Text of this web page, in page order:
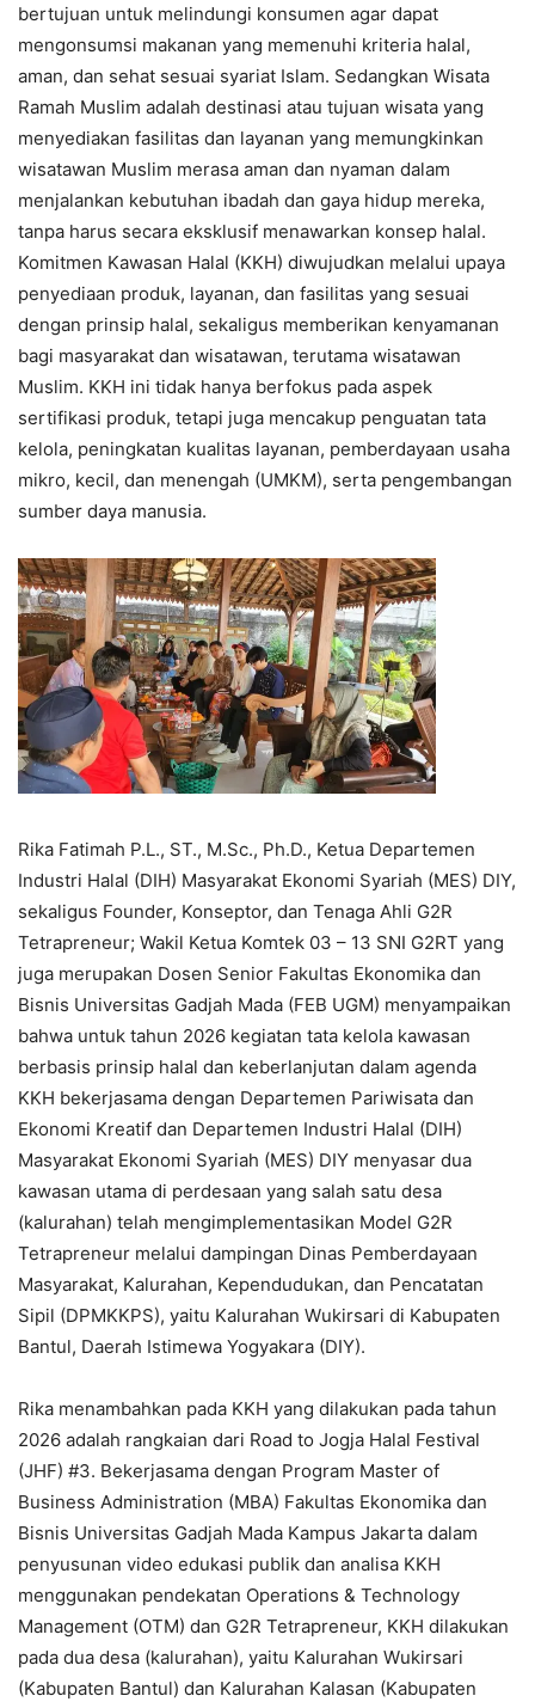
bertujuan untuk melindungi konsumen agar dapat
mengonsumsi makanan yang memenuhi kriteria halal,
aman, dan sehat sesuai syariat Islam. Sedangkan Wisata
Ramah Muslim adalah destinasi atau tujuan wisata yang
menyediakan fasilitas dan layanan yang memungkinkan
wisatawan Muslim merasa aman dan nyaman dalam
menjalankan kebutuhan ibadah dan gaya hidup mereka,
tanpa harus secara eksklusif menawarkan konsep halal.
Komitmen Kawasan Halal (KKH) diwujudkan melalui upaya
penyediaan produk, layanan, dan fasilitas yang sesuai
dengan prinsip halal, sekaligus memberikan kenyamanan
bagi masyarakat dan wisatawan, terutama wisatawan
Muslim. KKH ini tidak hanya berfokus pada aspek
sertifikasi produk, tetapi juga mencakup penguatan tata
kelola, peningkatan kualitas layanan, pemberdayaan usaha
mikro, kecil, dan menengah (UMKM), serta pengembangan
sumber daya manusia.
Rika Fatimah P.L., ST., M.Sc., Ph.D., Ketua Departemen
Industri Halal (DIH) Masyarakat Ekonomi Syariah (MES) DIY,
sekaligus Founder, Konseptor, dan Tenaga Ahli G2R
Tetrapreneur; Wakil Ketua Komtek 03 – 13 SNI G2RT yang
juga merupakan Dosen Senior Fakultas Ekonomika dan
Bisnis Universitas Gadjah Mada (FEB UGM) menyampaikan
bahwa untuk tahun 2026 kegiatan tata kelola kawasan
berbasis prinsip halal dan keberlanjutan dalam agenda
KKH bekerjasama dengan Departemen Pariwisata dan
Ekonomi Kreatif dan Departemen Industri Halal (DIH)
Masyarakat Ekonomi Syariah (MES) DIY menyasar dua
kawasan utama di perdesaan yang salah satu desa
(kalurahan) telah mengimplementasikan Model G2R
Tetrapreneur melalui dampingan Dinas Pemberdayaan
Masyarakat, Kalurahan, Kependudukan, dan Pencatatan
Sipil (DPMKKPS), yaitu Kalurahan Wukirsari di Kabupaten
Bantul, Daerah Istimewa Yogyakara (DIY).
Rika menambahkan pada KKH yang dilakukan pada tahun
2026 adalah rangkaian dari Road to Jogja Halal Festival
(JHF) #3. Bekerjasama dengan Program Master of
Business Administration (MBA) Fakultas Ekonomika dan
Bisnis Universitas Gadjah Mada Kampus Jakarta dalam
penyusunan video edukasi publik dan analisa KKH
menggunakan pendekatan Operations & Technology
Management (OTM) dan G2R Tetrapreneur, KKH dilakukan
pada dua desa (kalurahan), yaitu Kalurahan Wukirsari
(Kabupaten Bantul) dan Kalurahan Kalasan (Kabupaten